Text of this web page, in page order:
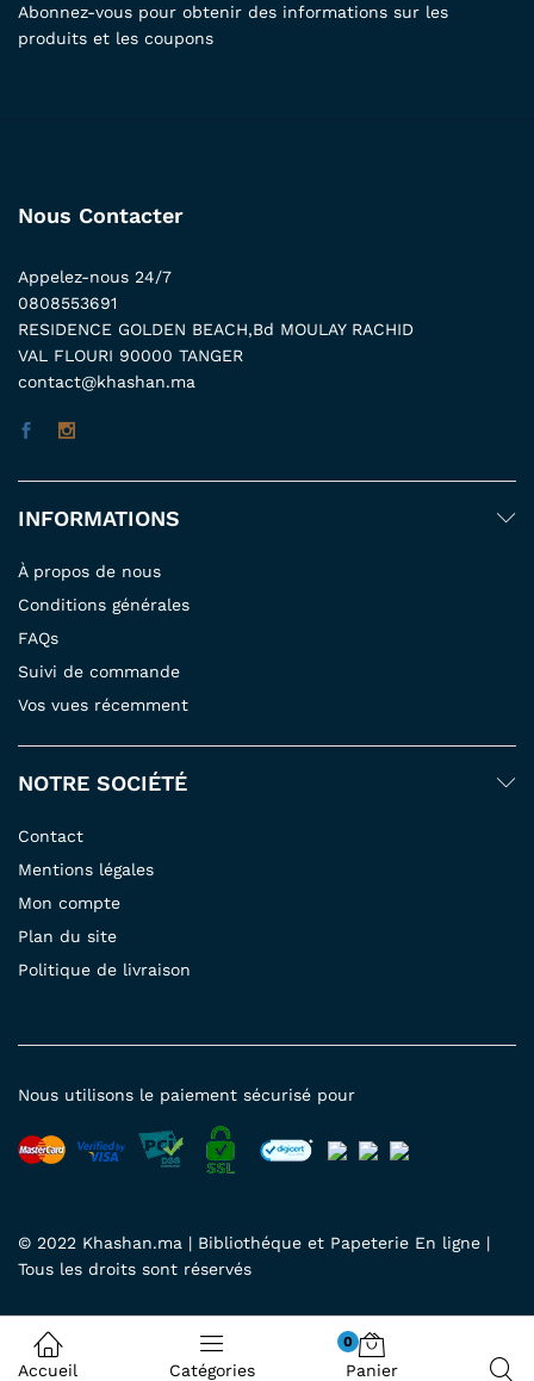
Abonnez-vous pour obtenir des informations sur les
produits et les coupons
Nous Contacter
Appelez-nous 24/7
0808553691
RESIDENCE GOLDEN BEACH,Bd MOULAY RACHID
VAL FLOURI 90000 TANGER
contact@khashan.ma
INFORMATIONS
À propos de nous
Conditions générales
FAQs
Suivi de commande
Vos vues récemment
NOTRE SOCIÉTÉ
Contact
Mentions légales
Mon compte
Plan du site
Politique de livraison
© 2022 Khashan.ma | Bibliothéque et Papeterie En ligne |
Tous les droits sont réservés
Nous utilisons le paiement sécurisé pour
Accueil Catégories
0
Panier